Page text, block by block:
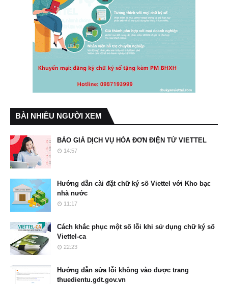
BÀI NHIỀU NGƯỜI XEM
BÁO GIÁ DỊCH VỤ HÓA ĐƠN ĐIỆN TỬ VIETTEL
14:57
Hướng dẫn cài đặt chữ ký số Viettel với Kho bạc
nhà nước
11:17
Cách khắc phục một số lỗi khi sử dụng chữ ký số
Viettel-ca
22:23
Hướng dẫn sửa lỗi không vào được trang
thuedientu.gdt.gov.vn